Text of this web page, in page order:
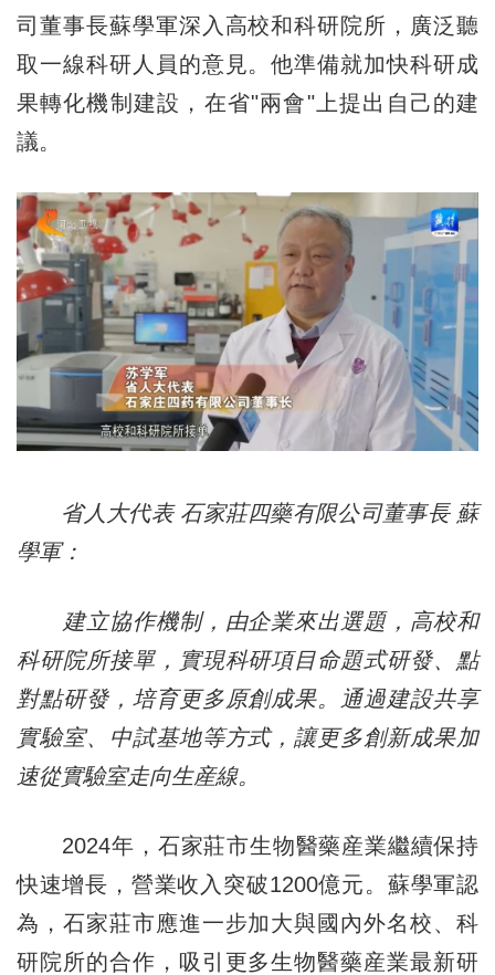
司董事長蘇學軍深入高校和科研院所，廣泛聽
取一線科研人員的意見。他準備就加快科研成
果轉化機制建設，在省"兩會"上提出自己的建
議。
省人大代表 石家莊四藥有限公司董事長 蘇
學軍：
建立協作機制，由企業來出選題，高校和
科研院所接單，實現科研項目命題式研發、點
對點研發，培育更多原創成果。通過建設共享
實驗室、中試基地等方式，讓更多創新成果加
速從實驗室走向生産線。
2024年，石家莊市生物醫藥産業繼續保持
快速增長，營業收入突破1200億元。蘇學軍認
為，石家莊市應進一步加大與國內外名校、科
研院所的合作，吸引更多生物醫藥産業最新研